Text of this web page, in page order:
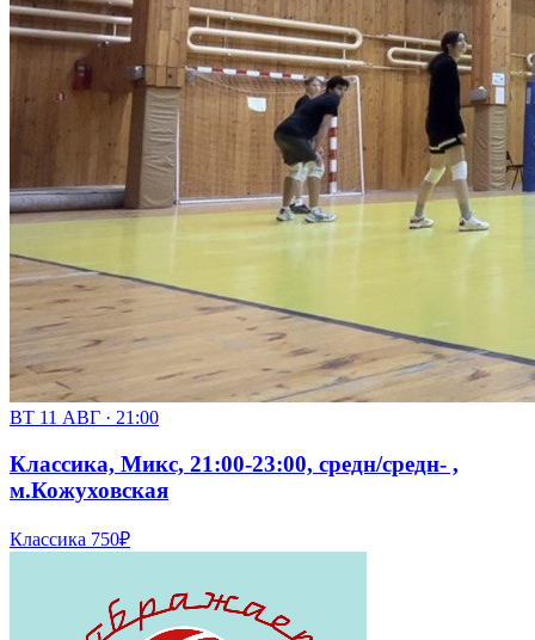
ВТ 11 АВГ · 21:00
Классика, Микс, 21:00-23:00, средн/средн- ,
м.Кожуховская
Классика 750₽